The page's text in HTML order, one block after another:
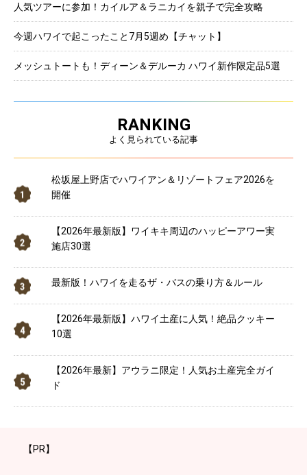
人気ツアーに参加！カイルア＆ラニカイを親子で完全攻略
今週ハワイで起こったこと7月5週め【チャット】
メッシュトートも！ディーン＆デルーカ ハワイ新作限定品5選
RANKING
よく見られている記事
松坂屋上野店でハワイアン＆リゾートフェア2026を
開催
【2026年最新版】ワイキキ周辺のハッピーアワー実
施店30選
最新版！ハワイを走るザ・バスの乗り方＆ルール
【2026年最新版】ハワイ土産に人気！絶品クッキー
10選
【2026年最新】アウラニ限定！人気お土産完全ガイ
ド
【PR】